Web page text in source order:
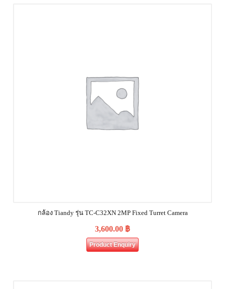
กล้อง Tiandy รุ่น TC-C32XN 2MP Fixed Turret Camera
3,600.00 ฿
Product Enquiry